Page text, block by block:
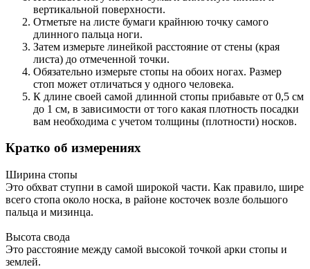
вертикальной поверхности.
Отметьте на листе бумаги крайнюю точку самого
длинного пальца ноги.
Затем измерьте линейкой расстояние от стены (края
листа) до отмеченной точки.
Обязательно измерьте стопы на обоих ногах. Размер
стоп может отличаться у одного человека.
К длине своей самой длинной стопы прибавьте от 0,5 см
до 1 см, в зависимости от того какая плотность посадки
вам необходима с учетом толщины (плотности) носков.
Кратко об измерениях
Ширина стопы
Это обхват ступни в самой широкой части. Как правило, шире
всего стопа около носка, в районе косточек возле большого
пальца и мизинца.
Высота свода
Это расстояние между самой высокой точкой арки стопы и
землей.